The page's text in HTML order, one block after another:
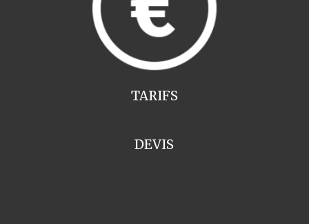
TARIFS
DEVIS